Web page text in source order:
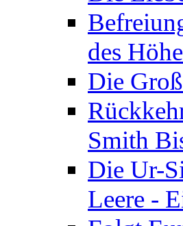
des
Die
Smith
Die Ur-
Leere -